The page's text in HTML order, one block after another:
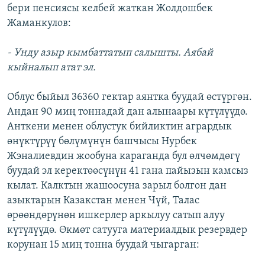
бери пенсиясы келбей жаткан Жолдошбек
Жаманкулов:
- Унду азыр кымбаттатып салышты. Аябай
кыйналып атат эл.
Облус быйыл 36360 гектар аянтка буудай өстүргөн.
Андан 90 миң тоннадай дан алынаары күтүлүүдө.
Анткени менен облустук бийликтин агрардык
өнүктүрүү бөлүмүнүн башчысы Нурбек
Жэналиевдин жообуна караганда бул өлчөмдөгү
буудай эл керектөөсүнүн 41 гана пайызын камсыз
кылат. Калктын жашоосуна зарыл болгон дан
азыктарын Казакстан менен Чүй, Талас
өрөөндөрүнөн ишкерлер аркылуу сатып алуу
күтүлүүдө. Өкмөт сатууга материалдык резервдер
корунан 15 миң тонна буудай чыгарган: